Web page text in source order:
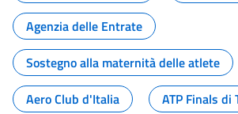
Agenzia delle Entrate
Sostegno alla maternità delle atlete
Aero Club d'Italia
ATP Finals di